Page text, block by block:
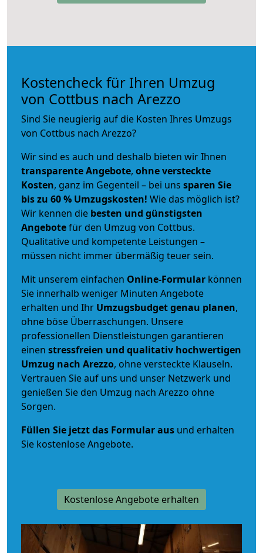
Kostencheck für Ihren Umzug
von Cottbus nach Arezzo
Sind Sie neugierig auf die Kosten Ihres Umzugs
von Cottbus nach Arezzo?
Wir sind es auch und deshalb bieten wir Ihnen
transparente Angebote, ohne versteckte
Kosten, ganz im Gegenteil – bei uns sparen Sie
bis zu 60 % Umzugskosten! Wie das möglich ist?
Wir kennen die besten und günstigsten
Angebotefür den Umzug von Cottbus.
Qualitative und kompetente Leistungen –
müssen nicht immer übermäßig teuer sein.
Mit unserem einfachen Online-Formular können
Sie innerhalb weniger Minuten Angebote
erhalten und Ihr Umzugsbudgetgenau planen,
ohne böse Überraschungen. Unsere
professionellen Dienstleistungen garantieren
einen stressfreien und qualitativ hochwertigen
Umzug nach Arezzo, ohne versteckte Klauseln.
Vertrauen Sie auf uns und unser Netzwerk und
genießen Sie den Umzug nach Arezzo ohne
Sorgen.
Füllen Sie jetzt das Formular aus und erhalten
Sie kostenlose Angebote.
Kostenlose Angebote erhalten